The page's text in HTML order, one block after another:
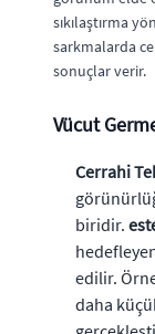
sıkılaştırma
sarkmalarda
sonuçlar verir.
Vücut
Cerrahi
biridir.
edilir.
daha